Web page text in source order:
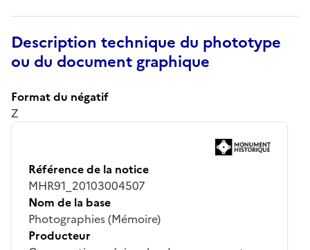
Description technique du phototype
ou du document graphique
Format du négatif
Z
Référence de la notice
MHR91_20103004507
Nom de la base
Photographies (Mémoire)
Producteur